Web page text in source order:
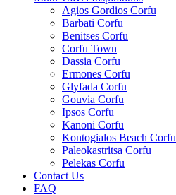
Agios Gordios Corfu
Barbati Corfu
Benitses Corfu
Corfu Town
Dassia Corfu
Ermones Corfu
Glyfada Corfu
Gouvia Corfu
Ipsos Corfu
Kanoni Corfu
Kontogialos Beach Corfu
Paleokastritsa Corfu
Pelekas Corfu
Contact Us
FAQ